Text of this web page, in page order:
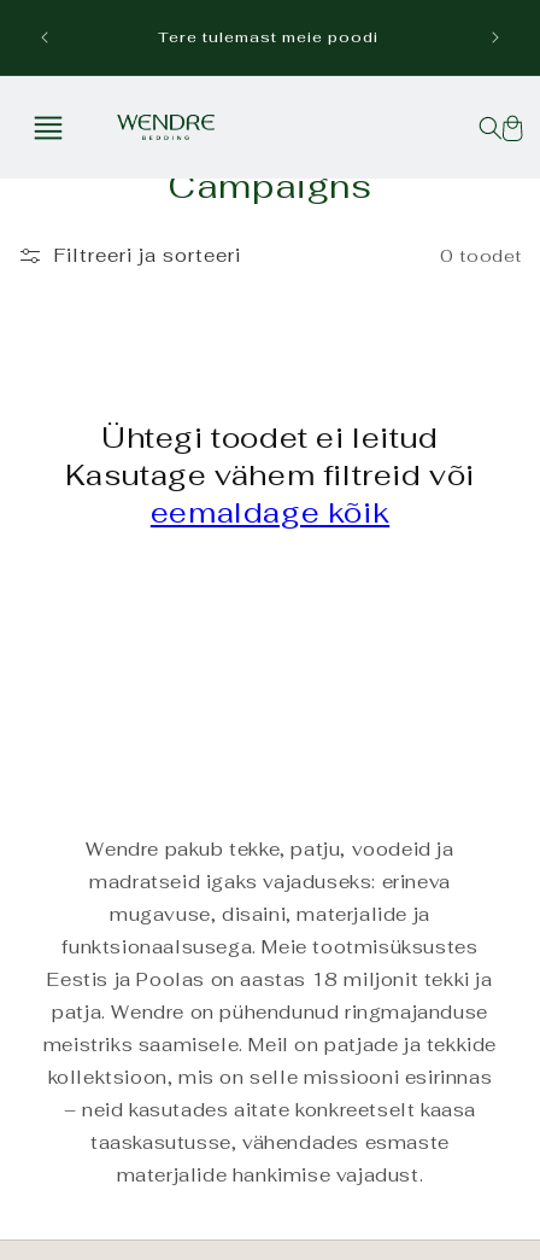
sisu
juurde
Tere tulemast meie poodi
K
l
t
s
i
Campaigns
Filtreeri ja sorteeri 0 toodet
Ühtegi toodet ei leitud
Kasutage vähem filtreid või
eemaldage kõik
Wendre pakub tekke, patju, voodeid ja
madratseid igaks vajaduseks: erineva
mugavuse, disaini, materjalide ja
funktsionaalsusega. Meie tootmisüksustes
Eestis ja Poolas on aastas 18 miljonit tekki ja
patja. Wendre on pühendunud ringmajanduse
meistriks saamisele. Meil on patjade ja tekkide
kollektsioon, mis on selle missiooni esirinnas
– neid kasutades aitate konkreetselt kaasa
taaskasutusse, vähendades esmaste
materjalide hankimise vajadust.